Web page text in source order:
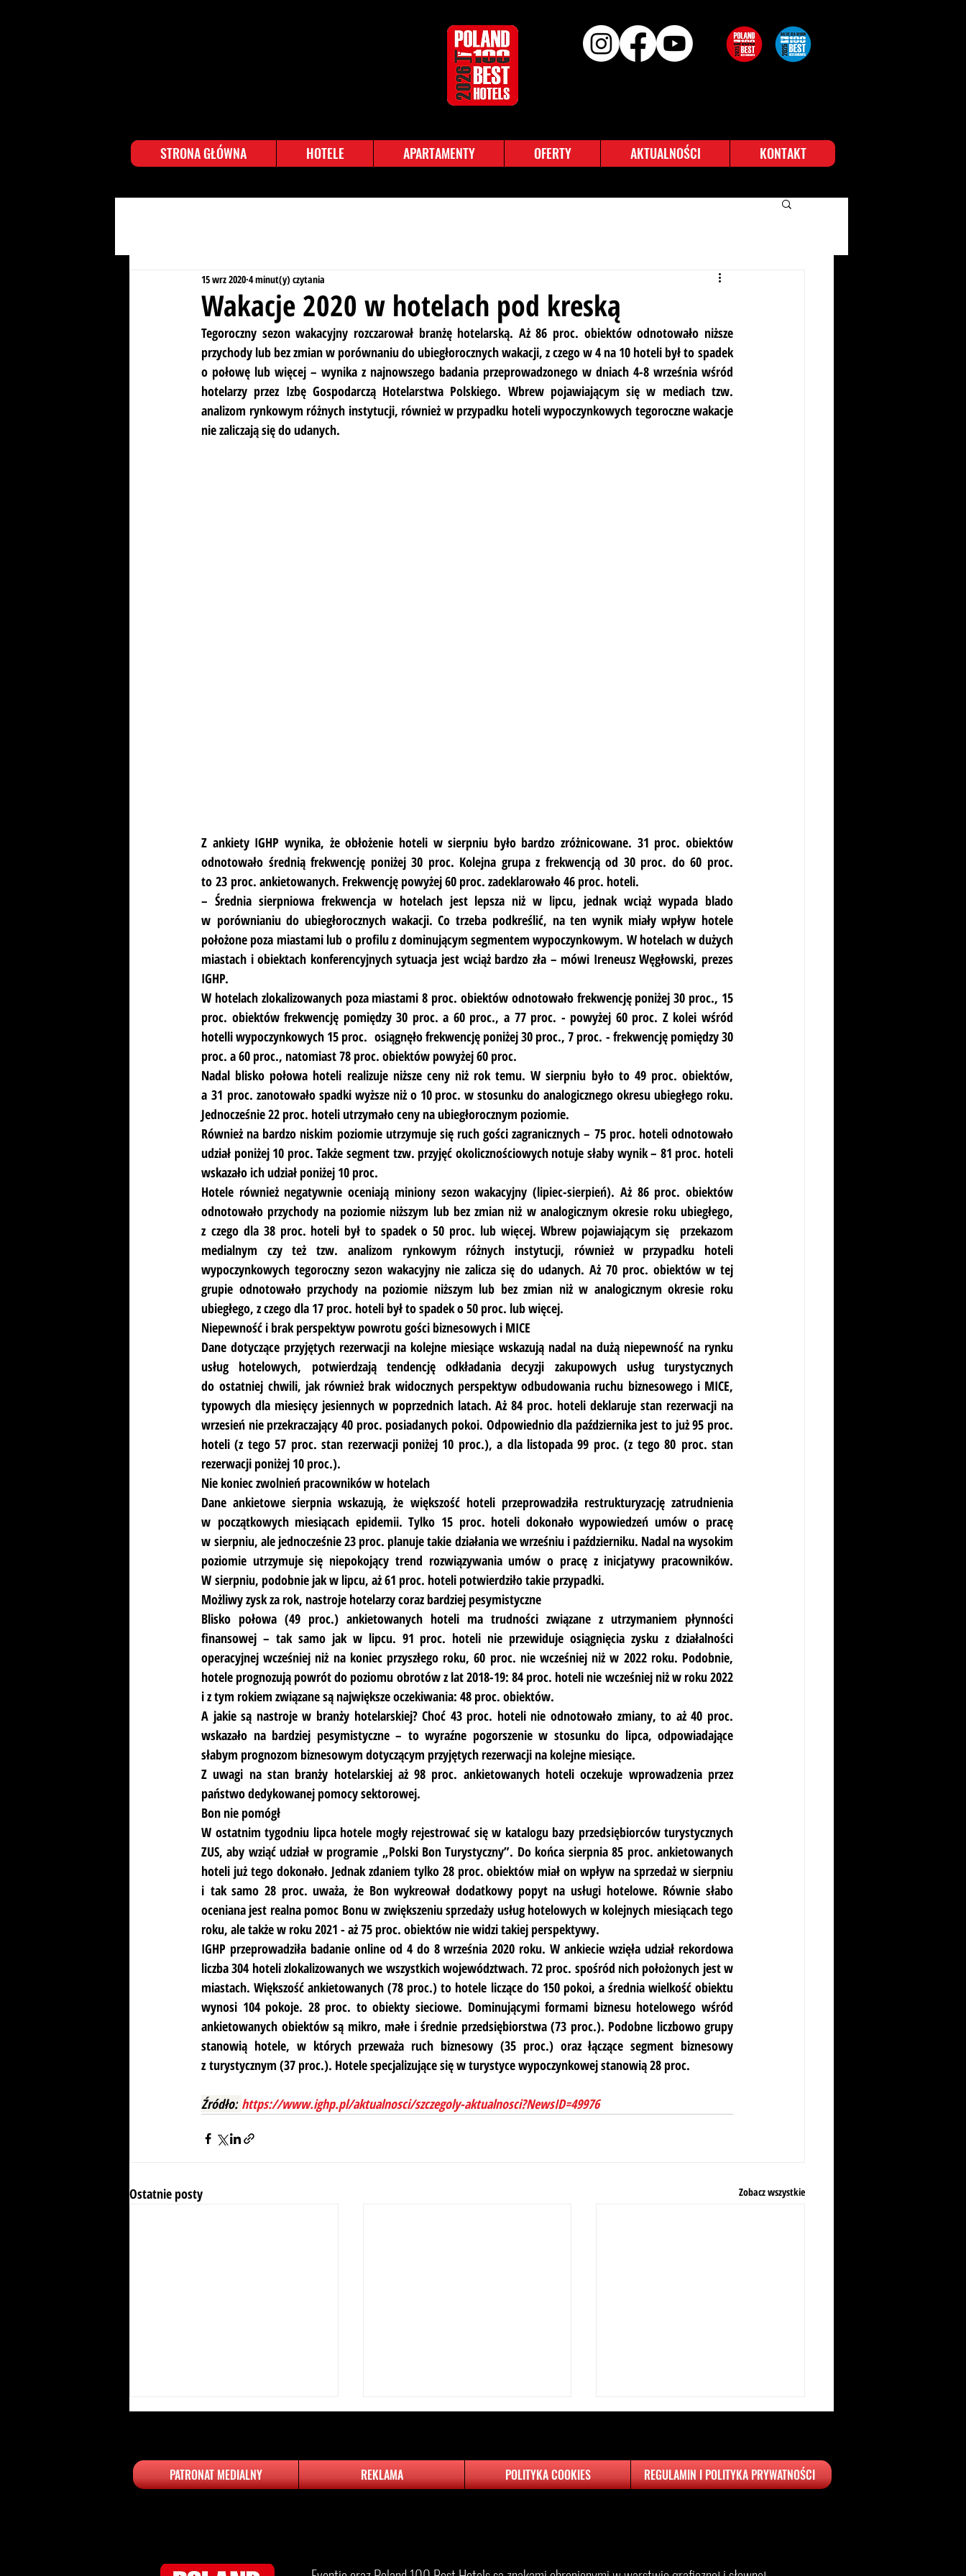
STRONA GŁÓWNA HOTELE APARTAMENTY OFERTY AKTUALNOŚCI KONTAKT
Wakacje 2020 w hotelach pod kreską
15 wrz 2020 4 minut(y) czytania
Tegoroczny sezon wakacyjny rozczarował branżę hotelarską. Aż 86 proc. obiektów odnotowało niższe
przychody lub bez zmian w porównaniu do ubiegłorocznych wakacji, z czego w 4 na 10 hoteli był to spadek
o połowę lub więcej – wynika z najnowszego badania przeprowadzonego w dniach 4-8 września wśród
hotelarzy przez Izbę Gospodarczą Hotelarstwa Polskiego. Wbrew pojawiającym się w mediach tzw.
analizom rynkowym różnych instytucji, również w przypadku hoteli wypoczynkowych tegoroczne wakacje
nie zaliczają się do udanych.
Z ankiety IGHP wynika, że obłożenie hoteli w sierpniu było bardzo zróżnicowane. 31 proc. obiektów
odnotowało średnią frekwencję poniżej 30 proc. Kolejna grupa z frekwencją od 30 proc. do 60 proc.
to 23 proc. ankietowanych. Frekwencję powyżej 60 proc. zadeklarowało 46 proc. hoteli.
– Średnia sierpniowa frekwencja w hotelach jest lepsza niż w lipcu, jednak wciąż wypada blado
w porównianiu do ubiegłorocznych wakacji. Co trzeba podkreślić, na ten wynik miały wpływ hotele
położone poza miastami lub o profilu z dominującym segmentem wypoczynkowym. W hotelach w dużych
miastach i obiektach konferencyjnych sytuacja jest wciąż bardzo zła – mówi Ireneusz Węgłowski, prezes
IGHP.
W hotelach zlokalizowanych poza miastami 8 proc. obiektów odnotowało frekwencję poniżej 30 proc., 15
proc. obiektów frekwencję pomiędzy 30 proc. a 60 proc., a 77 proc. - powyżej 60 proc. Z kolei wśród
hotelli wypoczynkowych 15 proc.  osiągnęło frekwencję poniżej 30 proc., 7 proc. - frekwencję pomiędzy 30
proc. a 60 proc., natomiast 78 proc. obiektów powyżej 60 proc.
Nadal blisko połowa hoteli realizuje niższe ceny niż rok temu. W sierpniu było to 49 proc. obiektów,
a 31 proc. zanotowało spadki wyższe niż o 10 proc. w stosunku do analogicznego okresu ubiegłego roku.
Jednocześnie 22 proc. hoteli utrzymało ceny na ubiegłorocznym poziomie.
Również na bardzo niskim poziomie utrzymuje się ruch gości zagranicznych – 75 proc. hoteli odnotowało
udział poniżej 10 proc. Także segment tzw. przyjęć okolicznościowych notuje słaby wynik – 81 proc. hoteli
wskazało ich udział poniżej 10 proc.
Hotele również negatywnie oceniają miniony sezon wakacyjny (lipiec-sierpień). Aż 86 proc. obiektów
odnotowało przychody na poziomie niższym lub bez zmian niż w analogicznym okresie roku ubiegłego,
z czego dla 38 proc. hoteli był to spadek o 50 proc. lub więcej. Wbrew pojawiającym się  przekazom
medialnym czy też tzw. analizom rynkowym różnych instytucji, również w przypadku hoteli
wypoczynkowych tegoroczny sezon wakacyjny nie zalicza się do udanych. Aż 70 proc. obiektów w tej
grupie odnotowało przychody na poziomie niższym lub bez zmian niż w analogicznym okresie roku
ubiegłego, z czego dla 17 proc. hoteli był to spadek o 50 proc. lub więcej.
Niepewność i brak perspektyw powrotu gości biznesowych i MICE
Dane dotyczące przyjętych rezerwacji na kolejne miesiące wskazują nadal na dużą niepewność na rynku
usług hotelowych, potwierdzają tendencję odkładania decyzji zakupowych usług turystycznych
do ostatniej chwili, jak również brak widocznych perspektyw odbudowania ruchu biznesowego i MICE,
typowych dla miesięcy jesiennych w poprzednich latach. Aż 84 proc. hoteli deklaruje stan rezerwacji na
wrzesień nie przekraczający 40 proc. posiadanych pokoi. Odpowiednio dla października jest to już 95 proc.
hoteli (z tego 57 proc. stan rezerwacji poniżej 10 proc.), a dla listopada 99 proc. (z tego 80 proc. stan
rezerwacji poniżej 10 proc.).
Nie koniec zwolnień pracowników w hotelach
Dane ankietowe sierpnia wskazują, że większość hoteli przeprowadziła restrukturyzację zatrudnienia
w początkowych miesiącach epidemii. Tylko 15 proc. hoteli dokonało wypowiedzeń umów o pracę
w sierpniu, ale jednocześnie 23 proc. planuje takie działania we wrześniu i październiku. Nadal na wysokim
poziomie utrzymuje się niepokojący trend rozwiązywania umów o pracę z inicjatywy pracowników.
W sierpniu, podobnie jak w lipcu, aż 61 proc. hoteli potwierdziło takie przypadki.
Możliwy zysk za rok, nastroje hotelarzy coraz bardziej pesymistyczne
Blisko połowa (49 proc.) ankietowanych hoteli ma trudności związane z utrzymaniem płynności
finansowej – tak samo jak w lipcu. 91 proc. hoteli nie przewiduje osiągnięcia zysku z działalności
operacyjnej wcześniej niż na koniec przyszłego roku, 60 proc. nie wcześniej niż w 2022 roku. Podobnie,
hotele prognozują powrót do poziomu obrotów z lat 2018-19: 84 proc. hoteli nie wcześniej niż w roku 2022
i z tym rokiem związane są największe oczekiwania: 48 proc. obiektów.
A jakie są nastroje w branży hotelarskiej? Choć 43 proc. hoteli nie odnotowało zmiany, to aż 40 proc.
wskazało na bardziej pesymistyczne – to wyraźne pogorszenie w stosunku do lipca, odpowiadające
słabym prognozom biznesowym dotyczącym przyjętych rezerwacji na kolejne miesiące.
Z uwagi na stan branży hotelarskiej aż 98 proc. ankietowanych hoteli oczekuje wprowadzenia przez
państwo dedykowanej pomocy sektorowej.
Bon nie pomógł
W ostatnim tygodniu lipca hotele mogły rejestrować się w katalogu bazy przedsiębiorców turystycznych
ZUS, aby wziąć udział w programie „Polski Bon Turystyczny”. Do końca sierpnia 85 proc. ankietowanych
hoteli już tego dokonało. Jednak zdaniem tylko 28 proc. obiektów miał on wpływ na sprzedaż w sierpniu
i tak samo 28 proc. uważa, że Bon wykreował dodatkowy popyt na usługi hotelowe. Równie słabo
oceniana jest realna pomoc Bonu w zwiększeniu sprzedaży usług hotelowych w kolejnych miesiącach tego
roku, ale także w roku 2021 - aż 75 proc. obiektów nie widzi takiej perspektywy.
IGHP przeprowadziła badanie online od 4 do 8 września 2020 roku. W ankiecie wzięła udział rekordowa
liczba 304 hoteli zlokalizowanych we wszystkich województwach. 72 proc. spośród nich położonych jest w
miastach. Większość ankietowanych (78 proc.) to hotele liczące do 150 pokoi, a średnia wielkość obiektu
wynosi 104 pokoje. 28 proc. to obiekty sieciowe. Dominującymi formami biznesu hotelowego wśród
ankietowanych obiektów są mikro, małe i średnie przedsiębiorstwa (73 proc.). Podobne liczbowo grupy
stanowią hotele, w których przeważa ruch biznesowy (35 proc.) oraz łączące segment biznesowy
z turystycznym (37 proc.). Hotele specjalizujące się w turystyce wypoczynkowej stanowią 28 proc.
Źródło: https://www.ighp.pl/aktualnosci/szczegoly-aktualnosci?NewsID=49976
Ostatnie posty Zobacz wszystkie
PATRONAT MEDIALNY REKLAMA REGULAMIN I POLITYKA PRYWATNOŚCI
POLITYKA COOKIES